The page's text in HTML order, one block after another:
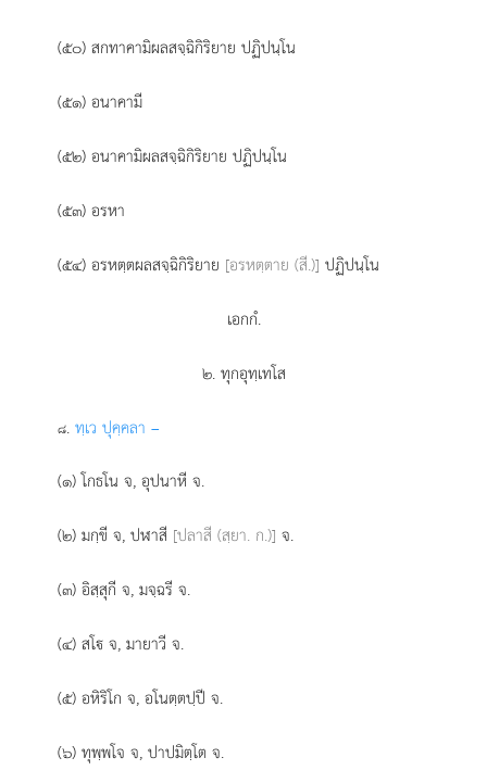
(๕๐) สกทาคามิผลสจฺฉิกิริยาย ปฏิปนฺโน
(๕๑) อนาคามี
(๕๒) อนาคามิผลสจฺฉิกิริยาย ปฏิปนฺโน
(๕๓) อรหา
(๕๔) อรหตฺตผลสจฺฉิกิริยาย [อรหตฺตาย (สี.)] ปฏิปนฺโน
เอกกํ.
๒. ทุกอุทฺเทโส
๘.ทฺเว ปุคฺคลา –
(๑) โกธโน จ, อุปนาหี จ.
(๒) มกฺขี จ, ปฬาสี [ปลาสี (สฺยา. ก.)] จ.
(๓) อิสฺสุกี จ, มจฺฉรี จ.
(๔) สโ จ, มายาวี จ.
(๕) อหิริโกจ, อโนตฺตปฺปี จ.
(๖) ทุพฺพโจ จ, ปาปมิตฺโต จ.